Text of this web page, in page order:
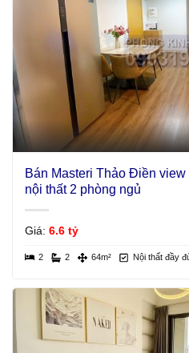
Bán Masteri Thảo Điền view
nội thất 2 phòng ngủ
Giá: 6.6 tỷ
2 2 64m² Nội thất đầy